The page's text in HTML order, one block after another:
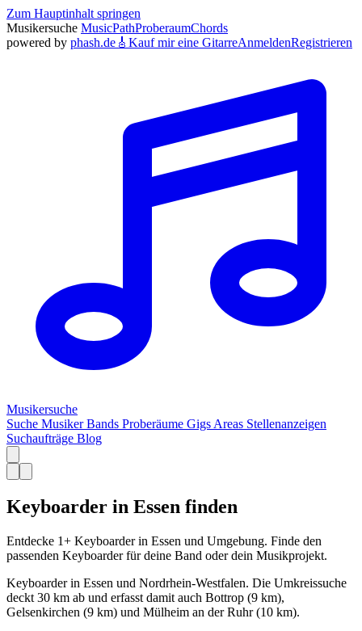
Zum Hauptinhalt springen
Musikersuche MusicPathProberaumChords
powered by phash.de 🎸 Kauf mir eine GitarreAnmeldenRegistrieren
Musikersuche
Suche MusikerBands Proberäume Gigs Areas Stellenanzeigen
Suchaufträge Blog
Keyboarder in Essen finden
Entdecke 1+ Keyboarder in Essen und Umgebung. Finde den
passenden Keyboarder für deine Band oder dein Musikprojekt.
Keyboarder in Essen und Nordrhein-Westfalen. Die Umkreissuche
deckt 30 km ab und erfasst damit auch Bottrop (9 km),
Gelsenkirchen (9 km) und Mülheim an der Ruhr (10 km).